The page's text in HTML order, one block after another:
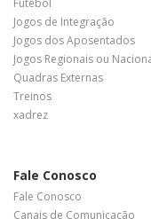
Futebol
Jogos de Integração
Jogos dos Aposentados
Jogos Regionais ou
Quadras Externas
Treinos
xadrez
Fale Conosco
Fale Conosco
Canais de Comunicação